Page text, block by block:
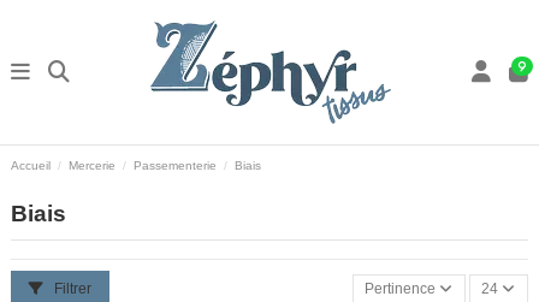
9
Accueil Mercerie Passementerie Biais
Biais
Filtrer Pertinence 24